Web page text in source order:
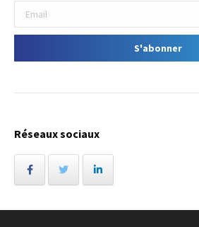
Réseaux sociaux